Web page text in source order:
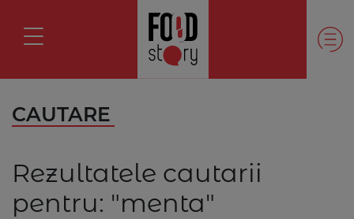
CAUTARE
Rezultatele cautarii
pentru: "menta"